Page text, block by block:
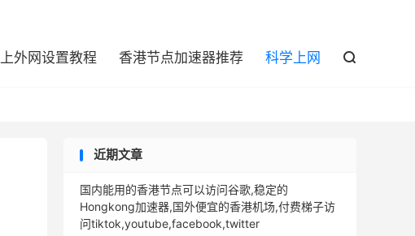
上外网设置教程 香港节点加速器推荐 科学上网 
近期文章
国内能用的香港节点可以访问谷歌,稳定的
Hongkong加速器,国外便宜的香港机场,付费梯子访
问tiktok,youtube,facebook,twitter